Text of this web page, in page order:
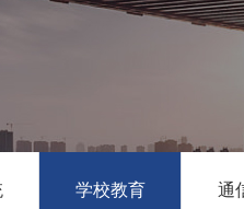
学校教育 通